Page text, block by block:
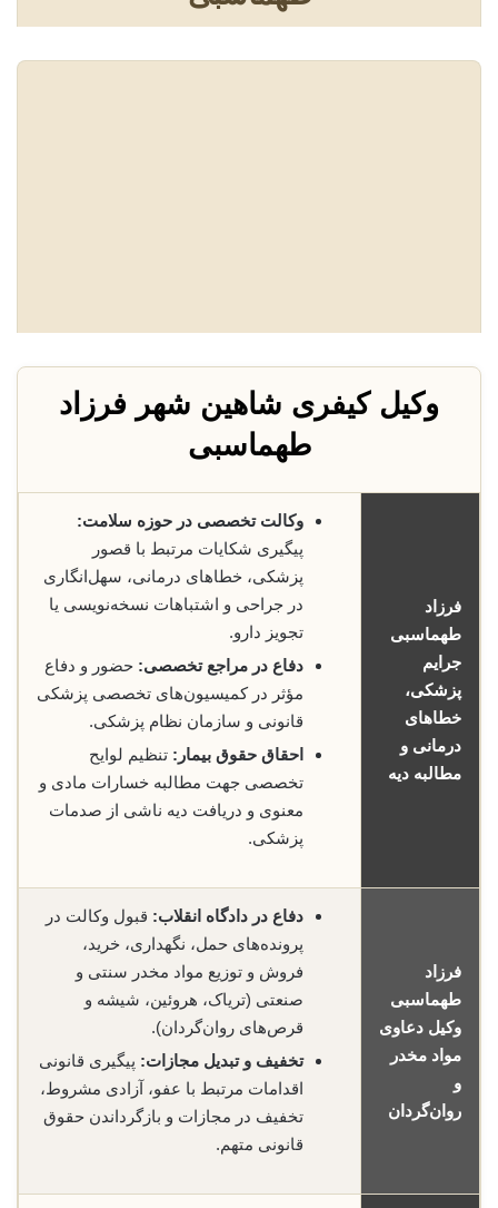
وکیل کیفری شاهین شهر فرزاد
طهماسبی
فرزاد
طهماسبی
جرایم
پزشکی،
خطاهای
درمانی و
مطالبه دیه
وکالت تخصصی در حوزه سلامت:
پیگیری شکایات مرتبط با قصور
پزشکی، خطاهای درمانی، سهل‌انگاری
در جراحی و اشتباهات نسخه‌نویسی یا
تجویز دارو.
دفاع در مراجع تخصصی: حضور و دفاع
مؤثر در کمیسیون‌های تخصصی پزشکی
قانونی و سازمان نظام پزشکی.
احقاق حقوق بیمار: تنظیم لوایح
تخصصی جهت مطالبه خسارات مادی و
معنوی و دریافت دیه ناشی از صدمات
پزشکی.
فرزاد
طهماسبی
وکیل دعاوی
مواد مخدر
و
روان‌گردان
دفاع در دادگاه انقلاب: قبول وکالت در
پرونده‌های حمل، نگهداری، خرید،
فروش و توزیع مواد مخدر سنتی و
صنعتی (تریاک، هروئین، شیشه و
قرص‌های روان‌گردان).
تخفیف و تبدیل مجازات: پیگیری قانونی
اقدامات مرتبط با عفو، آزادی مشروط،
تخفیف در مجازات و بازگرداندن حقوق
قانونی متهم.